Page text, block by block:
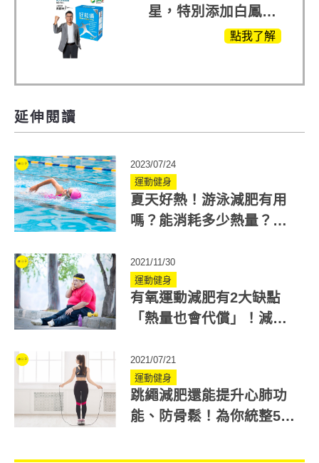
星，特別添加白鳳豆
萃取 五色瑪卡點我了解
延伸閱讀
2023/07/24
運動健身
夏天好熱！游泳減肥有用
嗎？能消耗多少熱量？
量最多
2021/11/30
運動健身
有氧運動減肥有2大缺點
「熱量也會代償」！減重
2021/07/21
運動健身
跳繩減肥還能提升心肺功
能、防骨鬆！為你統整5大